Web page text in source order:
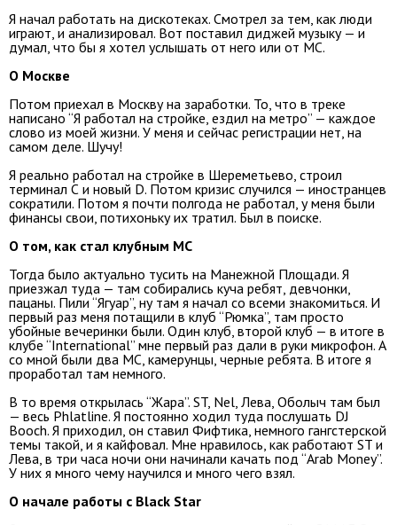
Я начал работать на дискотеках. Смотрел за тем, как люди
играют, и анализировал. Вот поставил диджей музыку — и
думал, что бы я хотел услышать от него или от МС.
О Москве
Потом приехал в Москву на заработки. То, что в треке
написано “Я работал на стройке, ездил на метро” — каждое
слово из моей жизни. У меня и сейчас регистрации нет, на
самом деле. Шучу!
Я реально работал на стройке в Шереметьево, строил
терминал С и новый D. Потом кризис случился — иностранцев
сократили. Потом я почти полгода не работал, у меня были
финансы свои, потихоньку их тратил. Был в поиске.
О том, как стал клубным МС
Тогда было актуально тусить на Манежной Площади. Я
приезжал туда — там собирались куча ребят, девчонки,
пацаны. Пили “Ягуар”, ну там я начал со всеми знакомиться. И
первый раз меня потащили в клуб “Рюмка”, там просто
убойные вечеринки были. Один клуб, второй клуб — в итоге в
клубе “International” мне первый раз дали в руки микрофон. А
со мной были два МС, камерунцы, черные ребята. В итоге я
проработал там немного.
В то время открылась “Жара”. ST, Nel, Лева, Оболыч там был
— весь Phlatline. Я постоянно ходил туда послушать DJ
Booch. Я приходил, он ставил Фифтика, немного гангстерской
темы такой, и я кайфовал. Мне нравилось, как работают ST и
Лева, в три часа ночи они начинали качать под “Arab Money”.
У них я много чему научился и много чего взял.
О начале работы с Black Star